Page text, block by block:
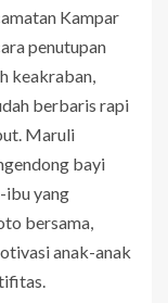
Kampar
penutupan
keakraban,
berbaris rapi
Maruli
bayi
ibu yang
bersama,
anak-anak